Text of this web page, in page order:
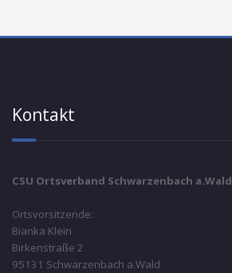
Kontakt
CSU Ortsverband Schwarzenbach a.Wald
Ortsvorsitzende:
Bianka Klein
Birkenstraße 2
95131 Schwarzenbach a.Wald